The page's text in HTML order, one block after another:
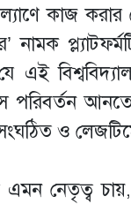
কাজ করার
নামক
আনতে
সংঘঠিত ও
নেতৃত্ব